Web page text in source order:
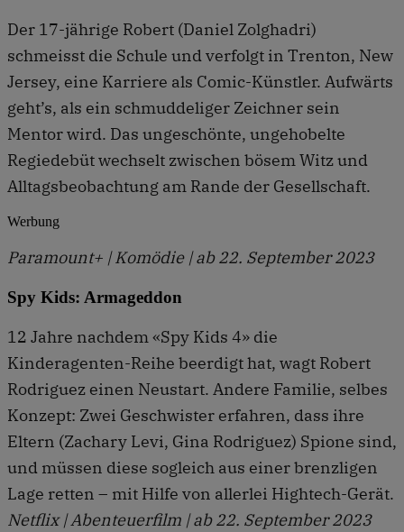
Der 17-jährige Robert (Daniel Zolghadri)
schmeisst die Schule und verfolgt in Trenton, New
Jersey, eine Karriere als Comic-Künstler. Aufwärts
geht’s, als ein schmuddeliger Zeichner sein
Mentor wird. Das ungeschönte, ungehobelte
Regiedebüt wechselt zwischen bösem Witz und
Alltagsbeobachtung am Rande der Gesellschaft.
Werbung
Paramount+ | Komödie | ab 22. September 2023
Spy Kids: Armageddon
12 Jahre nachdem «Spy Kids 4» die
Kinderagenten-Reihe beerdigt hat, wagt Robert
Rodriguez einen Neustart. Andere Familie, selbes
Konzept: Zwei Geschwister erfahren, dass ihre
Eltern (Zachary Levi, Gina Rodriguez) Spione sind,
und müssen diese sogleich aus einer brenzligen
Lage retten – mit Hilfe von allerlei Hightech-Gerät.
Netflix | Abenteuerfilm | ab 22. September 2023